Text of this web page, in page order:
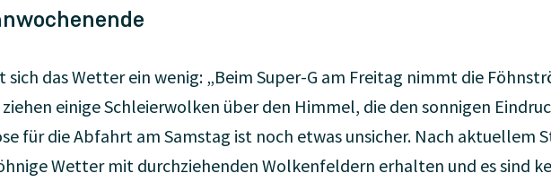
das Wetter ein wenig: „Beim Super-G am Freitag nimmt die
einige Schleierwolken über den Himmel, die den sonnigen
für die Abfahrt am Samstag ist noch etwas unsicher. Nach aktuellem
Wetter mit durchziehenden Wolkenfeldern erhalten und es sind